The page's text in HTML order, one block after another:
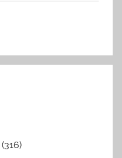
(316)